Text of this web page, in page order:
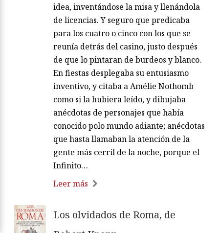
idea, inventándose la misa y llenándola
de licencias. Y seguro que predicaba
para los cuatro o cinco con los que se
reunía detrás del casino, justo después
de que lo pintaran de burdeos y blanco.
En fiestas desplegaba su entusiasmo
inventivo, y citaba a Amélie Nothomb
como si la hubiera leído, y dibujaba
anécdotas de personajes que había
conocido polo mundo adiante; anécdotas
que hasta llamaban la atención de la
gente más cerril de la noche, porque el
Infinito…
Leer más
Los olvidados de Roma, de